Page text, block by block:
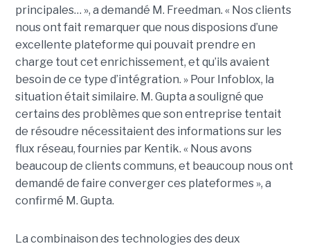
principales… », a demandé M. Freedman. « Nos clients
nous ont fait remarquer que nous disposions d’une
excellente plateforme qui pouvait prendre en
charge tout cet enrichissement, et qu’ils avaient
besoin de ce type d’intégration. » Pour Infoblox, la
situation était similaire. M. Gupta a souligné que
certains des problèmes que son entreprise tentait
de résoudre nécessitaient des informations sur les
flux réseau, fournies par Kentik. « Nous avons
beaucoup de clients communs, et beaucoup nous ont
demandé de faire converger ces plateformes », a
confirmé M. Gupta.
La combinaison des technologies des deux